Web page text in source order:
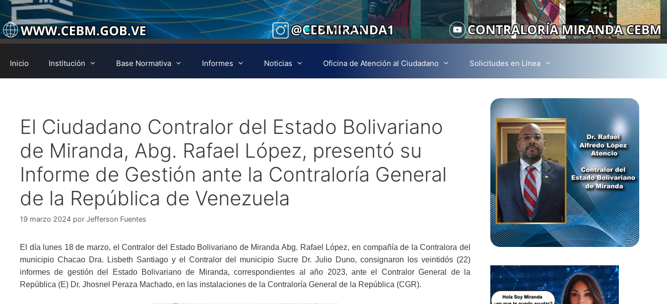
Inicio Institución Base Normativa Informes Noticias Oficina de Atención al Ciudadano Solicitudes en Línea
El Ciudadano Contralor del Estado Bolivariano
de Miranda, Abg. Rafael López, presentó su
Informe de Gestión ante la Contraloría General
de la República de Venezuela
19 marzo 2024 por Jefferson Fuentes
El día lunes 18 de marzo, el Contralor del Estado Bolivariano de Miranda Abg. Rafael López, en compañía de la Contralora del
municipio Chacao Dra. Lisbeth Santiago y el Contralor del municipio Sucre Dr. Julio Duno, consignaron los veintidós (22)
informes de gestión del Estado Bolivariano de Miranda, correspondientes al año 2023, ante el Contralor General de la
República (E) Dr. Jhosnel Peraza Machado, en las instalaciones de la Contraloría General de la República (CGR).